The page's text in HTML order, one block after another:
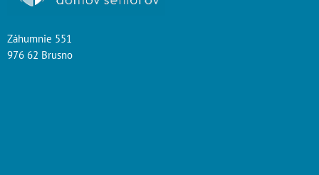
Záhumnie 551
976 62 Brusno